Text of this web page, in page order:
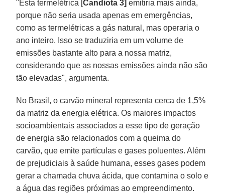
"Esta termelétrica [Candiota 3] emitiria mais ainda,
porque não seria usada apenas em emergências,
como as termelétricas a gás natural, mas operaria o
ano inteiro. Isso se traduziria em um volume de
emissões bastante alto para a nossa matriz,
considerando que as nossas emissões ainda não são
tão elevadas", argumenta.
No Brasil, o carvão mineral representa cerca de 1,5%
da matriz da energia elétrica. Os maiores impactos
socioambientais associados a esse tipo de geração
de energia são relacionados com a queima do
carvão, que emite partículas e gases poluentes. Além
de prejudiciais à saúde humana, esses gases podem
gerar a chamada chuva ácida, que contamina o solo e
a água das regiões próximas ao empreendimento.